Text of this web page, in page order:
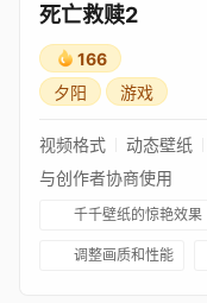
死亡救赎2
166
夕阳
游戏
视频格式 动态壁纸
与创作者协商使用
千千壁纸的惊艳效果
调整画质和性能